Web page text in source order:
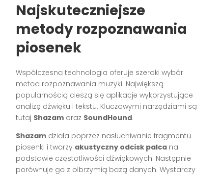
Najskuteczniejsze
metody rozpoznawania
piosenek
Współczesna technologia oferuje szeroki wybór
metod rozpoznawania muzyki. Największą
popularnością cieszą się aplikacje wykorzystujące
analizę dźwięku i tekstu. Kluczowymi narzędziami są
tutaj Shazam oraz SoundHound.
Shazam działa poprzez nasłuchiwanie fragmentu
piosenki i tworzy akustyczny odcisk palca na
podstawie częstotliwości dźwiękowych. Następnie
porównuje go z olbrzymią bazą danych. Wystarczy